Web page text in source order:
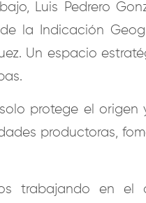
Luis Pedrero
la Indicación
Un espacio
protege el
productoras,
trabajando en